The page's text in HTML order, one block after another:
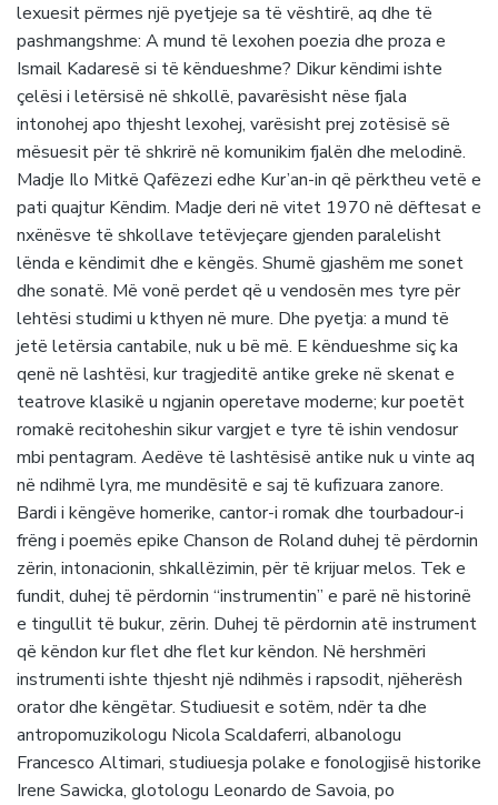
lexuesit përmes një pyetjeje sa të vështirë, aq dhe të
pashmangshme: A mund të lexohen poezia dhe proza e
Ismail Kadaresë si të këndueshme? Dikur këndimi ishte
çelësi i letërsisë në shkollë, pavarësisht nëse fjala
intonohej apo thjesht lexohej, varësisht prej zotësisë së
mësuesit për të shkrirë në komunikim fjalën dhe melodinë.
Madje Ilo Mitkë Qafëzezi edhe Kur’an-in që përktheu vetë e
pati quajtur Këndim. Madje deri në vitet 1970 në dëftesat e
nxënësve të shkollave tetëvjeçare gjenden paralelisht
lënda e këndimit dhe e këngës. Shumë gjashëm me sonet
dhe sonatë. Më vonë perdet që u vendosën mes tyre për
lehtësi studimi u kthyen në mure. Dhe pyetja: a mund të
jetë letërsia cantabile, nuk u bë më. E këndueshme siç ka
qenë në lashtësi, kur tragjeditë antike greke në skenat e
teatrove klasikë u ngjanin operetave moderne; kur poetët
romakë recitoheshin sikur vargjet e tyre të ishin vendosur
mbi pentagram. Aedëve të lashtësisë antike nuk u vinte aq
në ndihmë lyra, me mundësitë e saj të kufizuara zanore.
Bardi i këngëve homerike, cantor-i romak dhe tourbadour-i
frëng i poemës epike Chanson de Roland duhej të përdornin
zërin, intonacionin, shkallëzimin, për të krijuar melos. Tek e
fundit, duhej të përdornin “instrumentin” e parë në historinë
e tingullit të bukur, zërin. Duhej të përdornin atë instrument
që këndon kur flet dhe flet kur këndon. Në hershmëri
instrumenti ishte thjesht një ndihmës i rapsodit, njëherësh
orator dhe këngëtar. Studiuesit e sotëm, ndër ta dhe
antropomuzikologu Nicola Scaldaferri, albanologu
Francesco Altimari, studiuesja polake e fonologjisë historike
Irene Sawicka, glotologu Leonardo de Savoia, po